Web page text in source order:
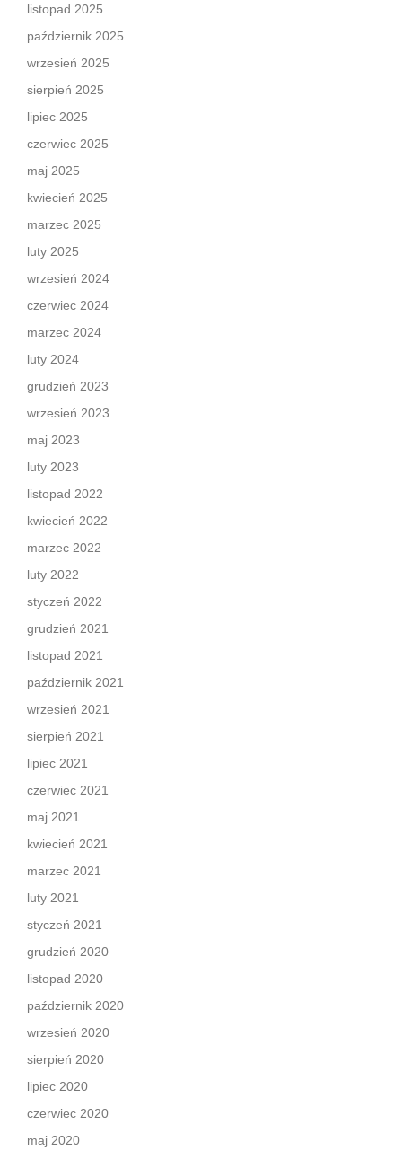
listopad 2025
październik 2025
wrzesień 2025
sierpień 2025
lipiec 2025
czerwiec 2025
maj 2025
kwiecień 2025
marzec 2025
luty 2025
wrzesień 2024
czerwiec 2024
marzec 2024
luty 2024
grudzień 2023
wrzesień 2023
maj 2023
luty 2023
listopad 2022
kwiecień 2022
marzec 2022
luty 2022
styczeń 2022
grudzień 2021
listopad 2021
październik 2021
wrzesień 2021
sierpień 2021
lipiec 2021
czerwiec 2021
maj 2021
kwiecień 2021
marzec 2021
luty 2021
styczeń 2021
grudzień 2020
listopad 2020
październik 2020
wrzesień 2020
sierpień 2020
lipiec 2020
czerwiec 2020
maj 2020